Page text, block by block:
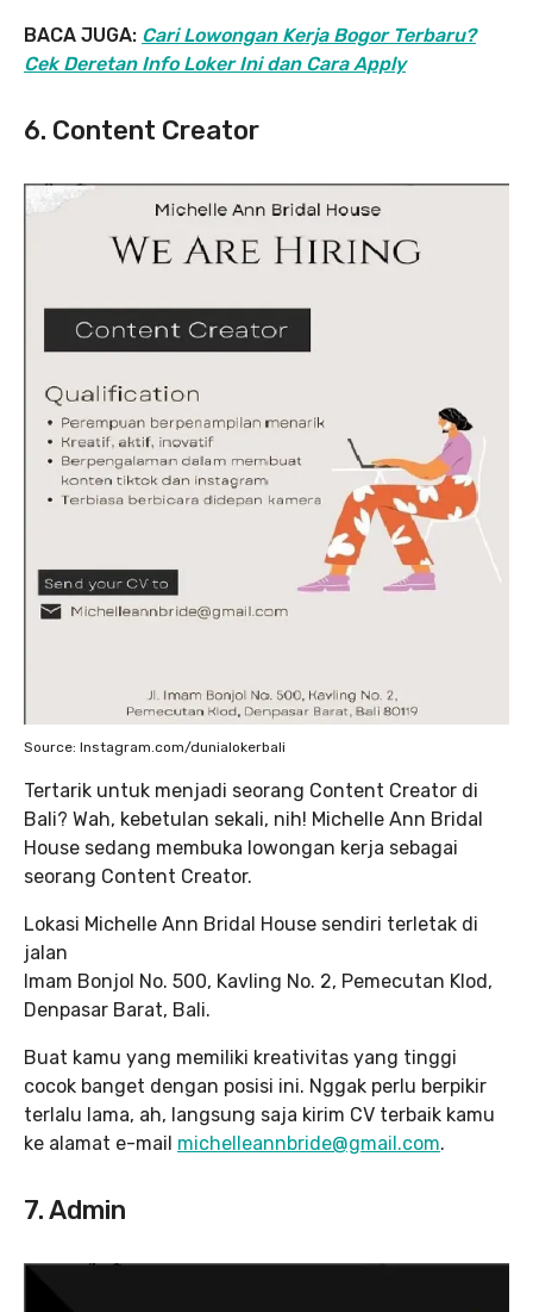
BACA JUGA: Cari Lowongan Kerja Bogor Terbaru?
Cek Deretan Info Loker Ini dan Cara Apply
6. Content Creator
Source: Instagram.com/dunialokerbali
Tertarik untuk menjadi seorang Content Creator di
Bali? Wah, kebetulan sekali, nih! Michelle Ann Bridal
House sedang membuka lowongan kerja sebagai
seorang Content Creator.
Lokasi Michelle Ann Bridal House sendiri terletak di
jalan
Imam Bonjol No. 500, Kavling No. 2, Pemecutan Klod,
Denpasar Barat, Bali.
Buat kamu yang memiliki kreativitas yang tinggi
cocok banget dengan posisi ini. Nggak perlu berpikir
terlalu lama, ah, langsung saja kirim CV terbaik kamu
ke alamat e-mail michelleannbride@gmail.com.
7. Admin